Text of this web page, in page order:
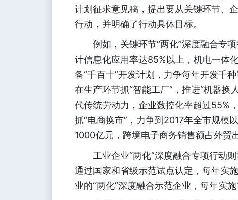
计划征求意见稿，提出要从关键环节、
行动，并明确了行动具体目标。
例如，关键环节“两化”深度融合专项
计信息化应用率达85%以上，机电一体
备“千百十”开发计划，力争每年开发千
在生产环节抓“智能工厂”，推进“机器
代传统劳动力，企业数控化率超过55%
抓“电商换市”，力争到2017年全市规模
1000亿元，跨境电子商务销售额占外贸
工业企业“两化”深度融合专项行动则
通过国家和省级示范试点认定，每年实
业的“两化”深度融合示范企业，每年实